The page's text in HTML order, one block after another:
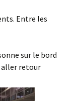
Entre les
sur le bord
aller retour